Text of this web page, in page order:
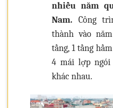
nhiều năm
Nam. Công
thành vào
tầng, 1 tầng
4 mái lợp ngói
khác nhau.